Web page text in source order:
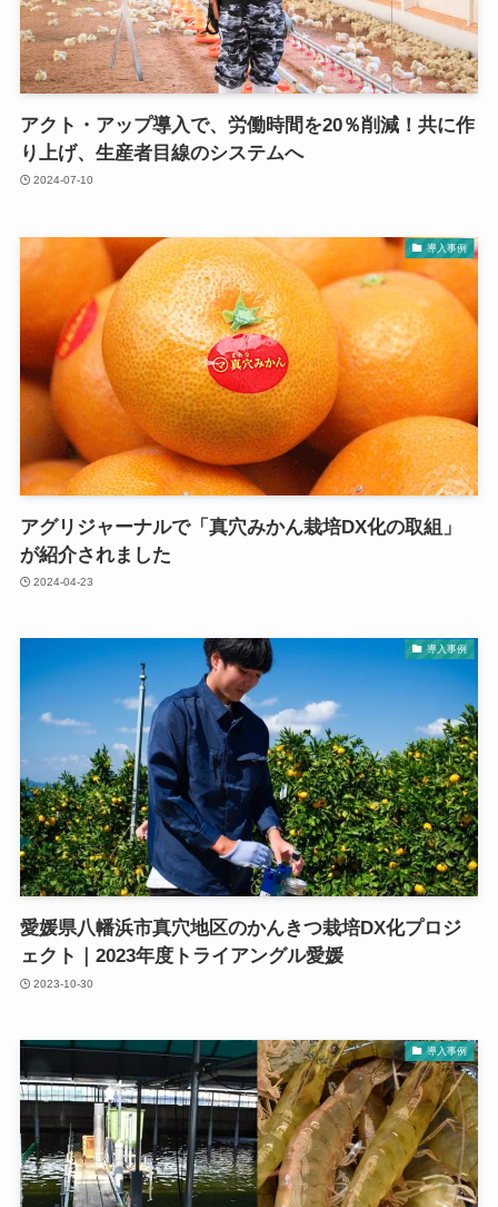
アクト・アップ導入で、労働時間を20％削減！共に作
り上げ、生産者目線のシステムへ
2024-07-10
導入事例
アグリジャーナルで「真穴みかん栽培DX化の取組」
が紹介されました
2024-04-23
導入事例
愛媛県八幡浜市真穴地区のかんきつ栽培DX化プロジ
ェクト｜2023年度トライアングル愛媛
2023-10-30
導入事例